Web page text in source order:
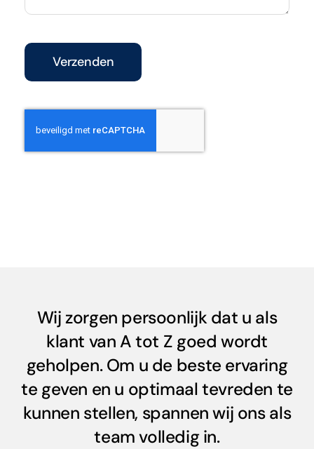
Verzenden
Wij zorgen persoonlijk dat u als
klant van A tot Z goed wordt
geholpen. Om u de beste ervaring
te geven en u optimaal tevreden te
kunnen stellen, spannen wij ons als
team volledig in.